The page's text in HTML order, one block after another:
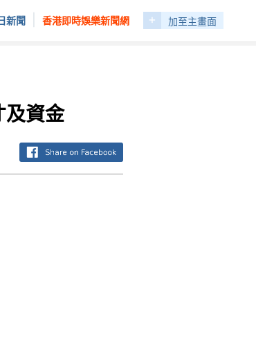
新聞 香港即時娛樂新聞網 + 加至主畫面
及資金